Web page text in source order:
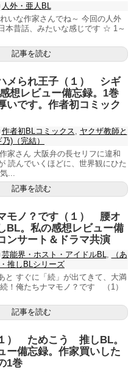
人外・亜人BL
いな作家さんでね～ 今回の人外
本昔話、みたいな感じです ☆ 1～
記事を読む
メられ王子（１） シギ
想レビュー備忘録。1巻
いです。作者初コミック
作者初BLコミックス
ヤクザ教師と
)（完結）
家さん 大阪弁の長セリフに違和
読んでいくほどに、世界観にひた
...
記事を読む
モノ？です（１） 腰オ
。私の感想レビュー備
サート＆ドラマ共演
芸能界・ホスト・アイドルBL
（あ
推しBLシリーズ
と すぐに「続」が出てきて、大満
！俺たちナマモノ？です （1）
記事を読む
） ためこう 推しBL。
ー備忘録。作家買いした
1巻